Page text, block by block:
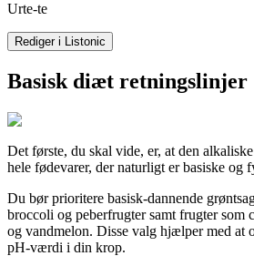
Urte-te
Rediger i Listonic
Basisk diæt retningslinjer
Det første, du skal vide, er, at den
hele fødevarer, der naturligt er basiske og
Du bør prioritere basisk-dannende
broccoli og peberfrugter samt frugter som
og vandmelon. Disse valg hjælper med at
pH-værdi i din krop.